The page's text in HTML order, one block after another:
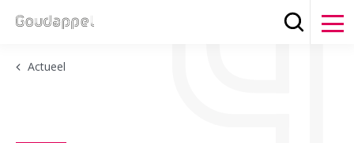
Zoeken
Actueel